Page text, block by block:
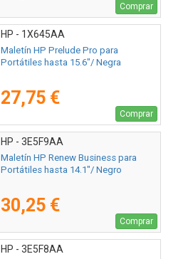
Comprar
HP - 1X645AA
Maletín HP Prelude Pro para
Portátiles hasta 15.6"/ Negra
27,75 €
Comprar
HP - 3E5F9AA
Maletín HP Renew Business para
Portátiles hasta 14.1"/ Negro
30,25 €
Comprar
HP - 3E5F8AA